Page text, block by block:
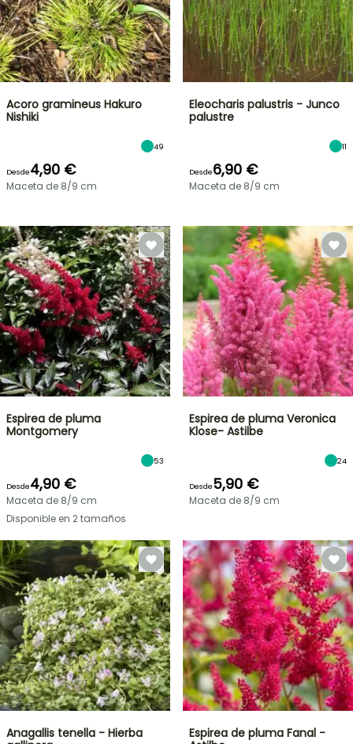
Acoro gramineus Hakuro
Nishiki
49
Desde4,90 €
Maceta de 8/9 cm
Eleocharis palustris - Junco
palustre
11
Desde6,90 €
Maceta de 8/9 cm
Espirea de pluma
Montgomery
53
Desde4,90 €
Maceta de 8/9 cm
Disponible en 2 tamaños
Espirea de pluma Veronica
Klose- Astilbe
24
Desde5,90 €
Maceta de 8/9 cm
Anagallis tenella - Hierba
Espirea de pluma Fanal -